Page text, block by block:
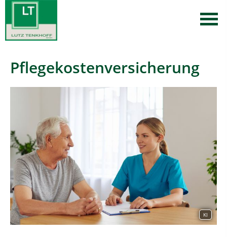
Pflegekostenversicherung
KI